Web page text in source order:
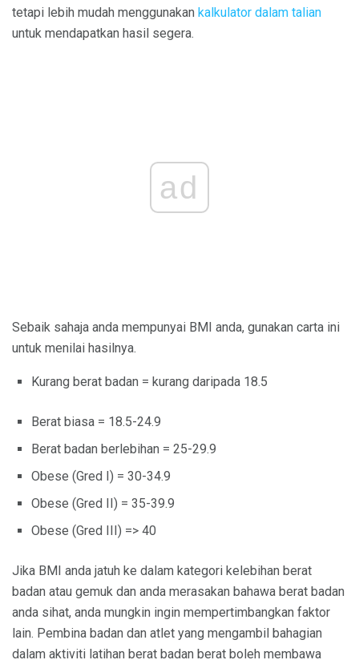
tetapi lebih mudah menggunakan kalkulator dalam talian
untuk mendapatkan hasil segera.
ad
Sebaik sahaja anda mempunyai BMI anda, gunakan carta ini
untuk menilai hasilnya.
Kurang berat badan = kurang daripada 18.5
Berat biasa = 18.5-24.9
Berat badan berlebihan = 25-29.9
Obese (Gred I) = 30-34.9
Obese (Gred II) = 35-39.9
Obese (Gred III) => 40
Jika BMI anda jatuh ke dalam kategori kelebihan berat
badan atau gemuk dan anda merasakan bahawa berat badan
anda sihat, anda mungkin ingin mempertimbangkan faktor
lain. Pembina badan dan atlet yang mengambil bahagian
dalam aktiviti latihan berat badan berat boleh membawa